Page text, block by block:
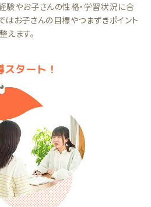
験やお子さんの性格・学習状況に合
お子さんの目標やつまずきポイント
ます。
スタート！